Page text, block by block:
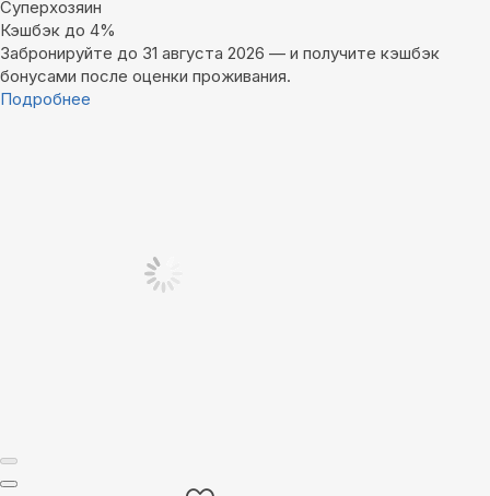
Суперхозяин
Кэшбэк до 4%
Забронируйте до 31 августа 2026 — и получите кэшбэк
бонусами после оценки проживания.
Подробнее